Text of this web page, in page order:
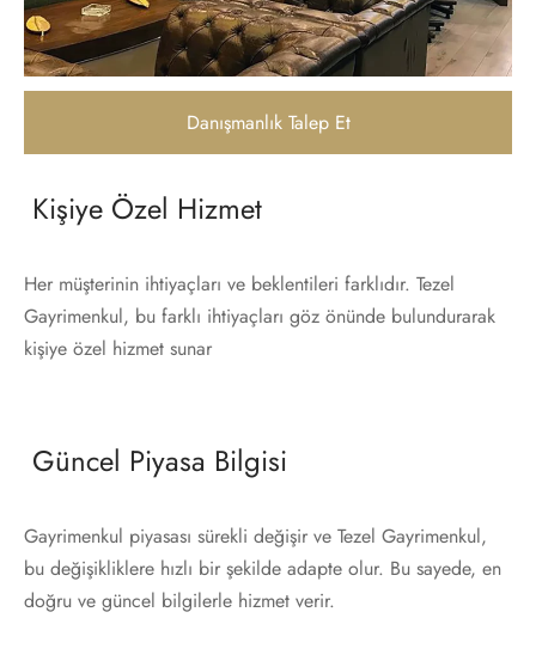
Danışmanlık Talep Et
Kişiye Özel Hizmet
Her müşterinin ihtiyaçları ve beklentileri farklıdır. Tezel
Gayrimenkul, bu farklı ihtiyaçları göz önünde bulundurarak
kişiye özel hizmet sunar
Güncel Piyasa Bilgisi
Gayrimenkul piyasası sürekli değişir ve Tezel Gayrimenkul,
bu değişikliklere hızlı bir şekilde adapte olur. Bu sayede, en
doğru ve güncel bilgilerle hizmet verir.